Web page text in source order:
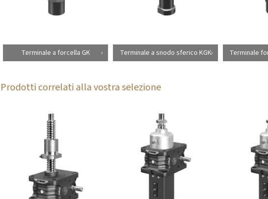
Terminale a forcella GK Terminale a snodo sferico KGK Terminale
Prodotti correlati alla vostra selezione